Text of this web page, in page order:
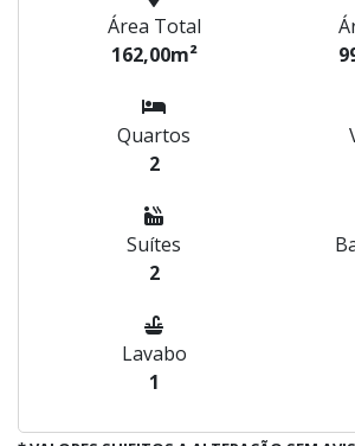
Área Total
162,00m²
Quartos
2
Suítes
2
Lavabo
1